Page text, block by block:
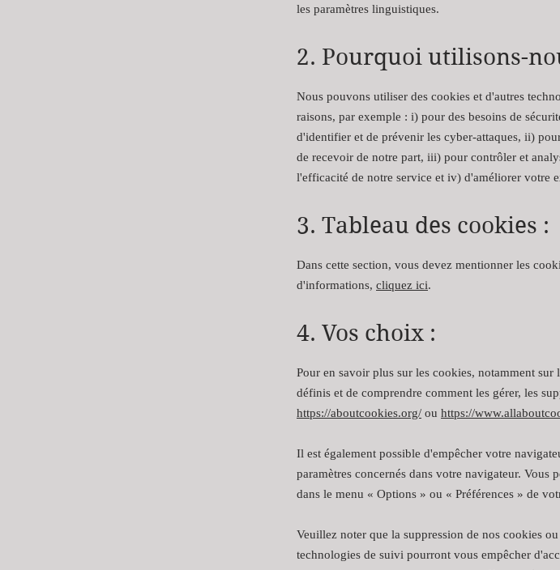
les paramètres linguistiques.
2. Pourquoi utilisons-
Nous pouvons utiliser des cookies et d'autres
raisons, par exemple : i) pour des besoins de
d'identifier et de prévenir les cyber-attaques, ii)
de recevoir de notre part, iii) pour contrôler et
l'efficacité de notre service et iv) d'améliorer votre
3. Tableau des cookies :
Dans cette section, vous devez mentionner les
d'informations, cliquez ici.
4. Vos choix :
Pour en savoir plus sur les cookies, notamment
définis et de comprendre comment les gérer, les
https://aboutcookies.org/ ou https://
Il est également possible d'empêcher votre
paramètres concernés dans votre navigateur. Vous
dans le menu « Options » ou « Préférences » de
Veuillez noter que la suppression de nos cookies
technologies de suivi pourront vous empêcher